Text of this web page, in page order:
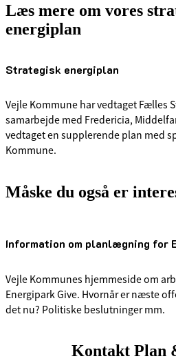
Læs mere om vores
energiplan
Strategisk energiplan
Vejle Kommune har vedtaget Fælles
samarbejde med Fredericia,
vedtaget en supplerende plan med
Kommune.
Måske du også er
Information om planlægning for
Vejle Kommunes hjemmeside om
Energipark Give. Hvornår er næste
det nu? Politiske beslutninger mm.
Kontakt Plan